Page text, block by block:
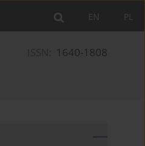
PL
EN
1640-1808